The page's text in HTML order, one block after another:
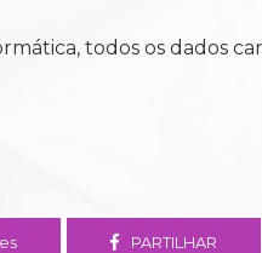
todos os dados
PARTILHAR